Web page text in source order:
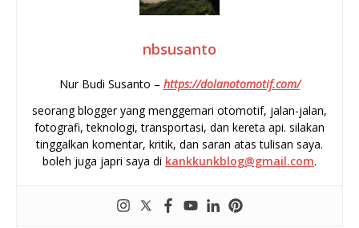
nbsusanto
Nur Budi Susanto – https://dolanotomotif.com/
seorang blogger yang menggemari otomotif, jalan-jalan,
fotografi, teknologi, transportasi, dan kereta api. silakan
tinggalkan komentar, kritik, dan saran atas tulisan saya.
boleh juga japri saya di kankkunkblog@gmail.com.